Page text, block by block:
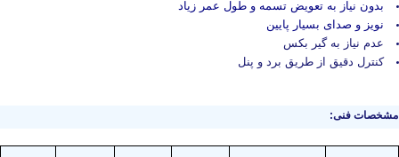
بدون نیاز به تعویض تسمه و طول عمر زیاد
نویز و صدای بسیار پایین
عدم نیاز به گیر بکس
کنترل دقیق از طریق برد و پنل
مشخصات فنی: